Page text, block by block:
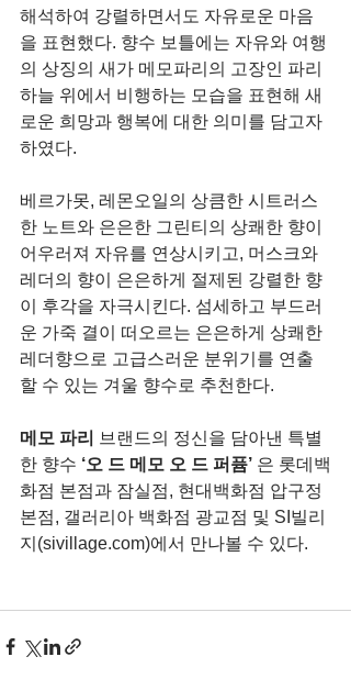
해석하여 강렬하면서도 자유로운 마음
을 표현했다. 향수 보틀에는 자유와 여행
의 상징의 새가 메모파리의 고장인 파리
하늘 위에서 비행하는 모습을 표현해 새
로운 희망과 행복에 대한 의미를 담고자
하였다.
베르가못, 레몬오일의 상큼한 시트러스
한 노트와 은은한 그린티의 상쾌한 향이
어우러져 자유를 연상시키고, 머스크와
레더의 향이 은은하게 절제된 강렬한 향
이 후각을 자극시킨다. 섬세하고 부드러
운 가죽 결이 떠오르는 은은하게 상쾌한
레더향으로 고급스러운 분위기를 연출
할 수 있는 겨울 향수로 추천한다.
메모 파리
브랜드의 정신을 담아낸 특별
한 향수 ‘오 드 메모 오 드 퍼퓸’ 은 롯데백
화점 본점과 잠실점, 현대백화점 압구정
본점, 갤러리아 백화점 광교점 및 SI빌리
지(sivillage.com)에서 만나볼 수 있다.